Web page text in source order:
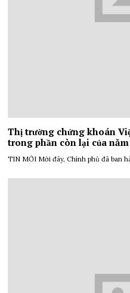
Thị trường chứng khoán
trong phần còn lại của năm
TIN MỚI Mới đây, Chính phủ đã ban